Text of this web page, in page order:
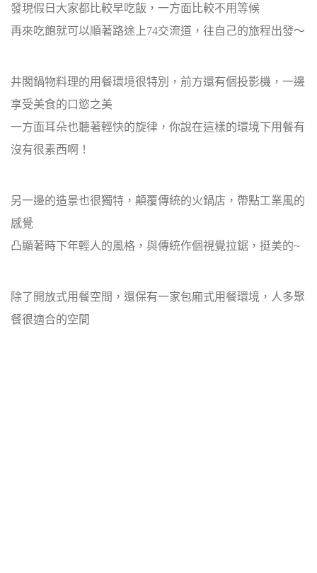
發現假日大家都比較早吃飯，一方面比較不用等候
再來吃飽就可以順著路途上74交流道，往自己的旅程出發～
井閣鍋物料理的用餐環境很特別，前方還有個投影機，一邊
享受美食的口慾之美
一方面耳朵也聽著輕快的旋律，你說在這樣的環境下用餐有
沒有很素西啊！
另一邊的造景也很獨特，顛覆傳統的火鍋店，帶點工業風的
感覺
凸顯著時下年輕人的風格，與傳統作個視覺拉鋸，挺美的~
除了開放式用餐空間，還保有一家包廂式用餐環境，人多聚
餐很適合的空間